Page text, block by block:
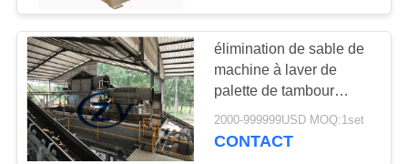
CITATION
PLAN
DU
SITE
élimination de sable de
machine à laver de
palette de tambour
rotatoire de machine de
fécule de pommes de
2000-999999USD MOQ:1set
CONTACT